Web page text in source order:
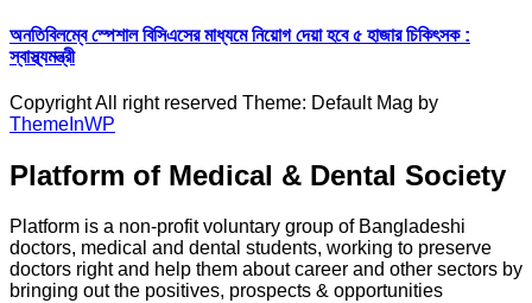
অনতিবিলম্বে স্পেশাল বিসিএসের মাধ্যমে নিয়োগ দেয়া হবে ৫ হাজার চিকিৎসক :
স্বাস্থ্যমন্ত্রী
Copyright All right reserved Theme: Default Mag by
ThemeInWP
Platform of Medical & Dental Society
Platform is a non-profit voluntary group of Bangladeshi
doctors, medical and dental students, working to preserve
doctors right and help them about career and other sectors by
bringing out the positives, prospects & opportunities